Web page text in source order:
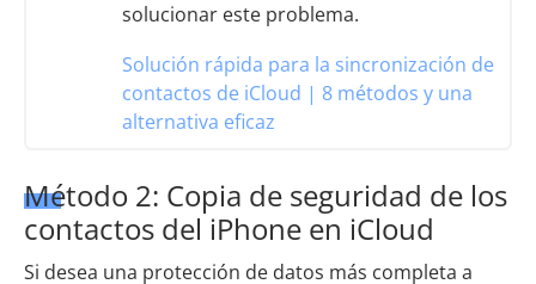
solucionar este problema.
Solución rápida para la sincronización de
contactos de iCloud | 8 métodos y una
alternativa eficaz
Método 2: Copia de seguridad de los
contactos del iPhone en iCloud
Si desea una protección de datos más completa a